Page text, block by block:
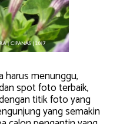
harus menunggu,
spot foto terbaik,
titik foto yang
yang semakin